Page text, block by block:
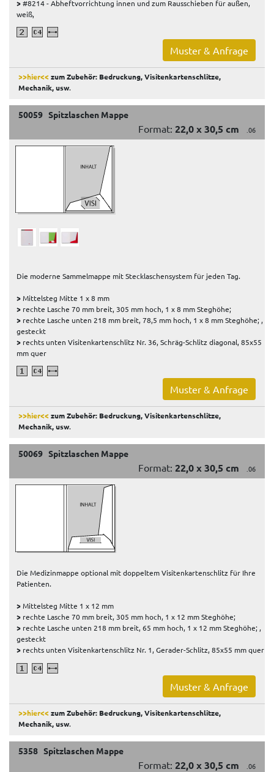
>#8214 - Abheftvorrichtung innen und zum Rausschieben für außen,
weiß,
Muster & Anfrage
>>hier<<zum Zubehör: Bedruckung, Visitenkartenschlitze,
Mechanik, usw.
50059 Spitzlaschen Mappe
Format: 22,0 x 30,5 cm .06
Die moderne Sammelmappe mit Stecklaschensystem für jeden Tag.
>Mittelsteg Mitte 1 x 8 mm
> rechte Lasche 70 mm breit, 305 mm hoch, 1 x 8 mm Steghöhe;
> rechte Lasche unten 218 mm breit, 78,5 mm hoch, 1 x 8 mm Steghöhe; ,
gesteckt
> rechts unten Visitenkartenschlitz Nr. 36, Schräg-Schlitz diagonal, 85x55
mm quer
Muster & Anfrage
>>hier<<zum Zubehör: Bedruckung, Visitenkartenschlitze,
Mechanik, usw.
50069 Spitzlaschen Mappe
Format: 22,0 x 30,5 cm .06
Die Medizinmappe optional mit doppeltem Visitenkartenschlitz für Ihre
Patienten.
>Mittelsteg Mitte 1 x 12 mm
> rechte Lasche 70 mm breit, 305 mm hoch, 1 x 12 mm Steghöhe;
> rechte Lasche unten 218 mm breit, 65 mm hoch, 1 x 12 mm Steghöhe; ,
gesteckt
> rechts unten Visitenkartenschlitz Nr. 1, Gerader-Schlitz, 85x55 mm quer
Muster & Anfrage
>>hier<<zum Zubehör: Bedruckung, Visitenkartenschlitze,
Mechanik, usw.
5358 Spitzlaschen Mappe
Format: 22,0 x 30,5 cm .06